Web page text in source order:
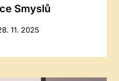
Smyslů
11. 2025